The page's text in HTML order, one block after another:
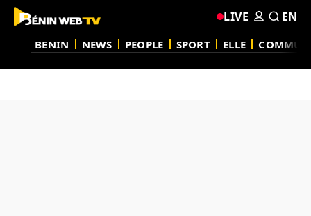
BENIN NEWS PEOPLE SPORT ELLE
LIVE EN